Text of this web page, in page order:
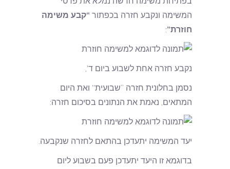
המשימה ונקבע חזרה בכפתור “קבע משימה
חוזרת”:
נקבע חזרה אחת לשבוע ביום ד’,
נסמן בחלונית חזרה “שבועית” ואת היום
המתאים, נאמת את הנתונים בסיכום חזרה:
יעד המשימה יתעדכן בהתאם לחזרה שנקבעה.
בדוגמא זו היעד יתעדכן פעם בשבוע ליום